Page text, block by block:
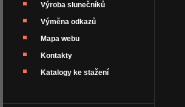
Výroba slunečníků
Výměna odkazů
Mapa webu
Kontakty
Katalogy ke stažení